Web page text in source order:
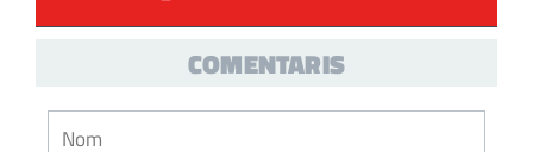
COMENTARIS